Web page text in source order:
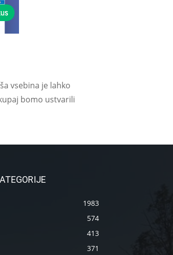
vsebina je lahko
bomo ustvarili
1983
574
413
371